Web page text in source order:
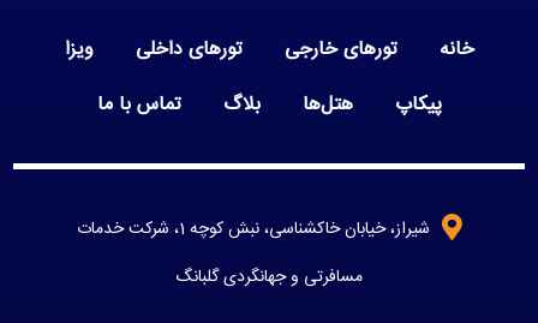
خانه تورهای خارجی تورهای داخلی
ویزا
پیکاپ
هتل‌ها بلاگ تماس با ما
شیراز، خیابان خاکشناسی، نبش کوچه 1، شرکت خدمات
مسافرتی و جهانگردی گلبانگ